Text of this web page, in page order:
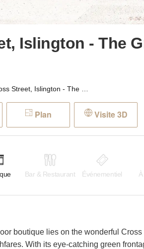
Islington - The
Plan Visite 3D
Bar & Restaurant Événementiel
boutique lies on the wonderful
With its eye-catching green